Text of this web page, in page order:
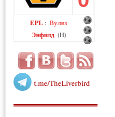
EPL : Вулвз
Энфилд (H)
t.me/TheLiverbird